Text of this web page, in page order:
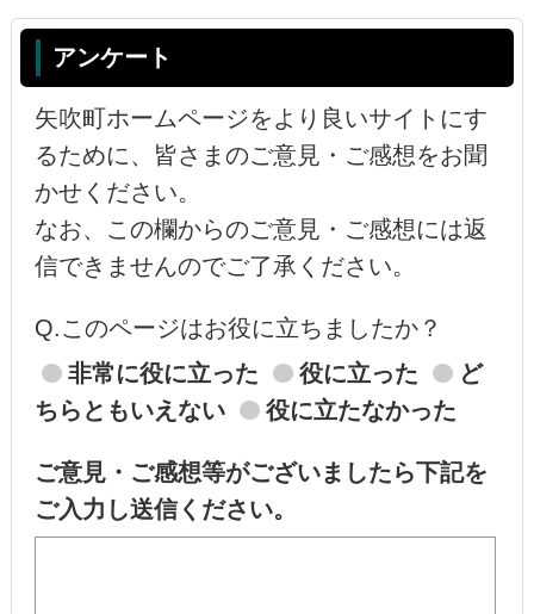
アンケート
矢吹町ホームページをより良いサイトにす
るために、皆さまのご意見・ご感想をお聞
かせください。
なお、この欄からのご意見・ご感想には返
信できませんのでご了承ください。
Q.このページはお役に立ちましたか？
非常に役に立った
役に立った
ど
ちらともいえない
役に立たなかった
ご意見・ご感想等がございましたら下記を
ご入力し送信ください。